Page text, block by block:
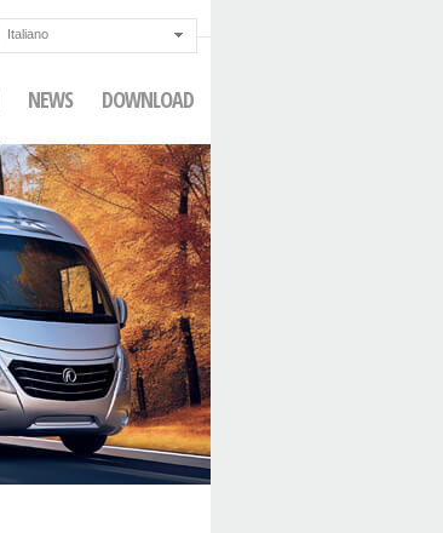
Italiano
NEWS DOWNLOAD